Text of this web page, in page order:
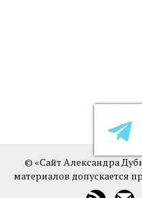
© «Сайт Александра
материалов допускается